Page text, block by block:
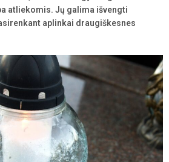
atliekomis. Jų galima išvengti
aplinkai draugiškesnes